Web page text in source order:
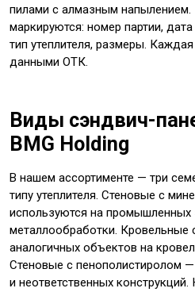
пилами с алмазным напылением.
маркируются: номер партии,
тип утеплителя, размеры.
данными ОТК.
Виды сэндвич-
BMG Holding
В нашем ассортименте — три
типу утеплителя. Стеновые с
используются на промышленных
металлообработки. Кровельные
аналогичных объектов на
Стеновые с пенополистиролом
и неответственных